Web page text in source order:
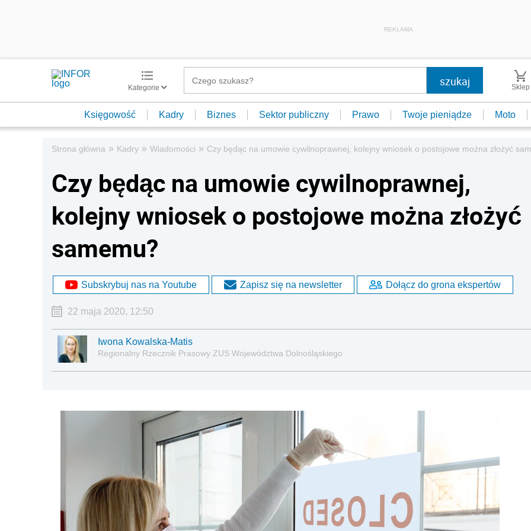
REKLAMA
Kategorie Sklep
Księgowość Kadry Biznes Sektor publiczny Prawo Twoje pieniądze Moto
Strona główna » Kadry » Wiadomości » Czy będąc na umowie cywilnoprawnej, kolejny wniosek o postojowe można złożyć
Czy będąc na umowie cywilnoprawnej,
kolejny wniosek o postojowe można złożyć
samemu?
Subskrybuj nas na Youtube Zapisz się na newsletter Dołącz do grona ekspertów
22 maja 2020, 12:50
Iwona Kowalska-Matis
Regionalny Rzecznik Prasowy ZUS Województwa Dolnośląskiego